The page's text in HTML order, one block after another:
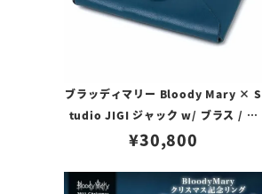
ブラッディマリー Bloody Mary × S
tudio JIGI ジャック w/ ブラス / カ
ウレザー ブルー
¥30,800